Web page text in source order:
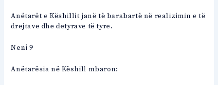
Anëtarët e Këshillit janë të barabartë në realizimin e të
drejtave dhe detyrave të tyre.
Neni 9
Anëtarësia në Këshill mbaron: